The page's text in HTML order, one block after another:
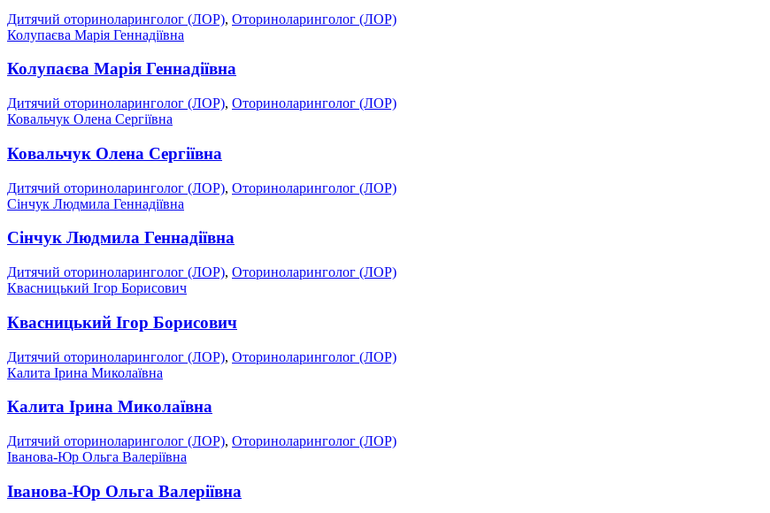
Дитячий оториноларинголог (ЛОР), Оториноларинголог (ЛОР)
Колупаєва Марія Геннадіївна
Колупаєва Марія Геннадіївна
Дитячий оториноларинголог (ЛОР), Оториноларинголог (ЛОР)
Ковальчук Олена Сергіївна
Ковальчук Олена Сергіївна
Дитячий оториноларинголог (ЛОР), Оториноларинголог (ЛОР)
Сінчук Людмила Геннадіївна
Сінчук Людмила Геннадіївна
Дитячий оториноларинголог (ЛОР), Оториноларинголог (ЛОР)
Квасницький Ігор Борисович
Квасницький Ігор Борисович
Дитячий оториноларинголог (ЛОР), Оториноларинголог (ЛОР)
Калита Ірина Миколаївна
Калита Ірина Миколаївна
Дитячий оториноларинголог (ЛОР), Оториноларинголог (ЛОР)
Іванова-Юр Ольга Валеріївна
Іванова-Юр Ольга Валеріївна